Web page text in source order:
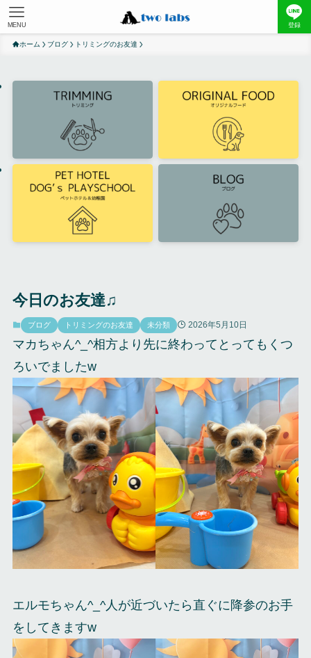
登録
MENU
ホーム ブログ トリミングのお友達
今日のお友達♫
ブログ トリミングのお友達 未分類 2026年5月10日
マカちゃん^_^相方より先に終わってとってもくつ
ろいでましたw
エルモちゃん^_^人が近づいたら直ぐに降参のお手
をしてきますw